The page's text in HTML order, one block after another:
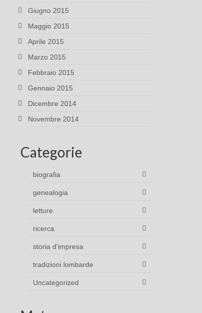
Giugno 2015
Maggio 2015
Aprile 2015
Marzo 2015
Febbraio 2015
Gennaio 2015
Dicembre 2014
Novembre 2014
Categorie
biografia
genealogia
letture
ricerca
storia d'impresa
tradizioni lombarde
Uncategorized